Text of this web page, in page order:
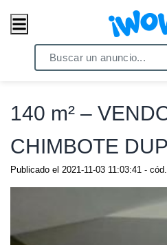
/ Comercio / Consumo masivo
140 m² –
CHIMBOTE
Publicado el 2021-11-03 11:03:41 - cód.